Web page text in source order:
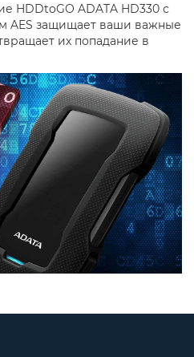
HDDtoGO ADATA HD330 с
AES защищает ваши важные
их попадание в